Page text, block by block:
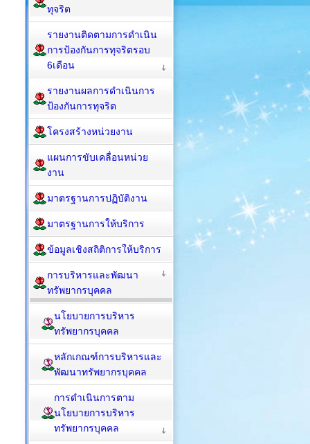
ทุจริต
รายงานติดตามการดำเนิน
การป้องกันการทุจริตรอบ
6เดือน
รายงานผลการดำเนินการ
ป้องกันการทุจริต
โครงสร้างหน่วยงาน
แผนการขับเคลื่อนหน่วย
งาน
มาตรฐานการปฏิบัติงาน
มาตรฐานการให้บริการ
ข้อมูลเชิงสถิติการให้บริการ
การบริหารและพัฒนา
ทรัพยากรบุคคล
นโยบายการบริหาร
ทรัพยากรบุคคล
หลักเกณฑ์การบริหารและ
พัฒนาทรัพยากรบุคคล
การดำเนินการตาม
นโยบายการบริหาร
ทรัพยากรบุคคล